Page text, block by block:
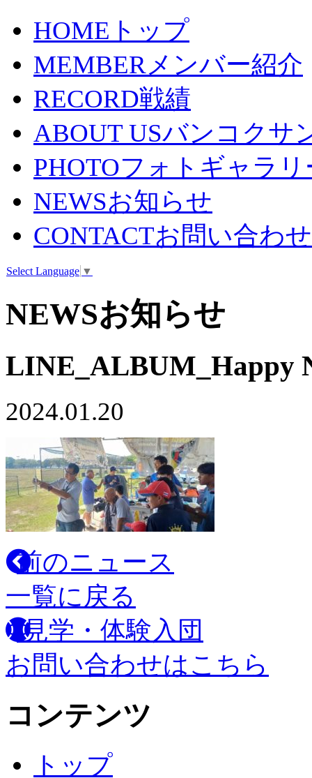
HOME トップ
MEMBERメンバー紹介
RECORD戦績
ABOUT USバンコクサ
PHOTOフォトギャラリ
NEWSお知らせ
CONTACTお問い合わせ
Select Language ▼
NEWSお知らせ
LINE_ALBUM_Happy
2024.01.20
前のニュース
一覧に戻る
見学・体験入団
お問い合わせはこちら
コンテンツ
トップ